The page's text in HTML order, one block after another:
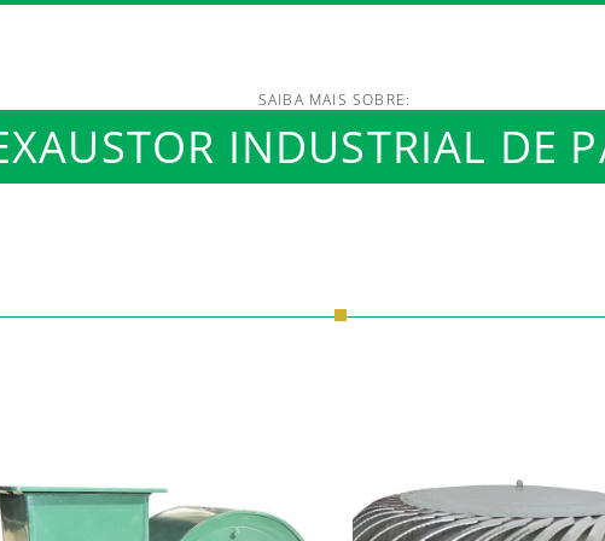
www.luftmaxi.com.br/
SAIBA MAIS SOBRE:
INDUSTRIAL DE